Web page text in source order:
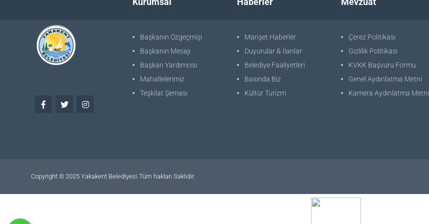
Başkanın Özgeçmişi
Başkanın Mesajı
Başkan Yardımcısı
Mahallelerimiz
Teşkilat Şeması
Manşet Haberler
Duyurular & İlanlar
Belediye Faaliyetleri
Basında Biz
Kültür Turizm
Çerez Politikası
Gizlilik Politikası
KVKK Başvuru Formu
Genel Aydınlatma Metni
Kamera Aydınlatma Metni
Copyright © 2025 Yakakent Belediyesi Tüm hakları Saklıdır.